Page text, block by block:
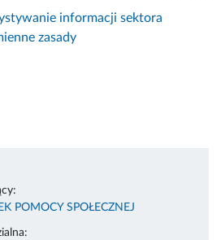
informacji sektora
zasady
POMOCY SPOŁECZNEJ